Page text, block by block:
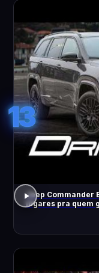
13
Jeep Commander
lugares pra quem